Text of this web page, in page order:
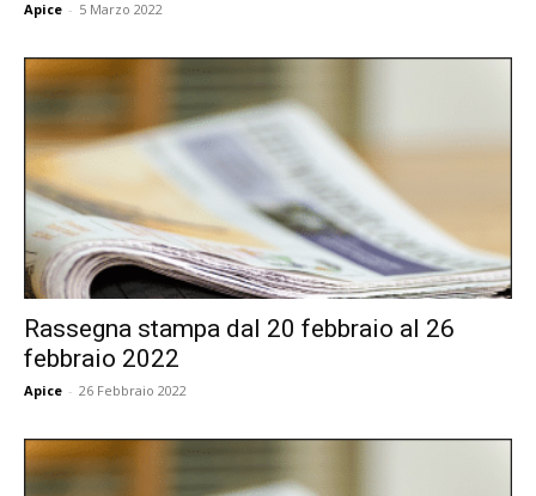
Apice - 5 Marzo 2022
Rassegna stampa dal 20 febbraio al 26
febbraio 2022
Apice - 26 Febbraio 2022